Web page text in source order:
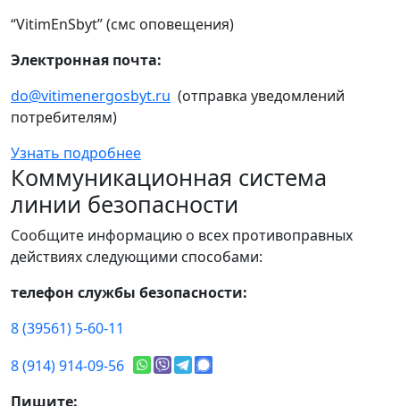
“VitimEnSbyt” (смс оповещения)
Электронная почта:
do@vitimenergosbyt.ru (отправка уведомлений
потребителям)
Узнать подробнее
Коммуникационная система
линии безопасности
Сообщите информацию о всех противоправных
действиях следующими способами:
телефон службы безопасности:
8 (39561) 5-60-11
8 (914) 914-09-56
Пишите: